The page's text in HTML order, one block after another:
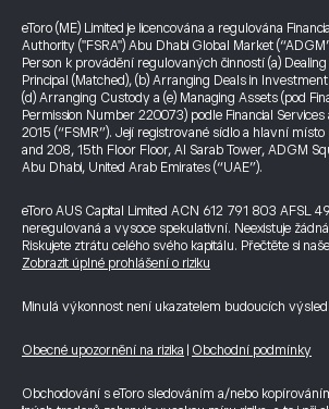
eToro (ME) Limited je licencována a regulována
Authority ("FSRA") Abu Dhabi Global Market
Person k provádění regulovaných činností (a)
Principal (Matched), (b) Arranging Deals in
(d) Arranging Custody a (e) Managing Assets (pod
Permission Number 220073) podle Financial
2015 (“FSMR”). Její registrované sídlo a hlavní
and 208, 15th Floor Floor, Al Sarab Tower, ADGM
Abu Dhabi, United Arab Emirates (“UAE”).
eToro AUS Capital Limited ACN 612 791 803 AFSL
neregulovaná a vysoce spekulativní. Neexistuje
Riskujete ztrátu celého svého kapitálu. Přečtěte si naše
Zobrazit úplné prohlášení o riziku
Minulá výkonnost není ukazatelem budoucích
Obecné upozornění na rizika Obchodní podmínky
Obchodování s eToro sledováním a/nebo